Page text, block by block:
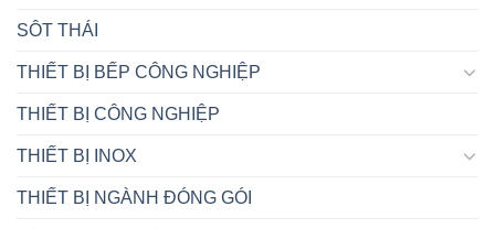
SÔT THÁI
THIẾT BỊ BẾP CÔNG NGHIỆP
THIẾT BỊ CÔNG NGHIỆP
THIẾT BỊ INOX
THIẾT BỊ NGÀNH ĐÓNG GÓI